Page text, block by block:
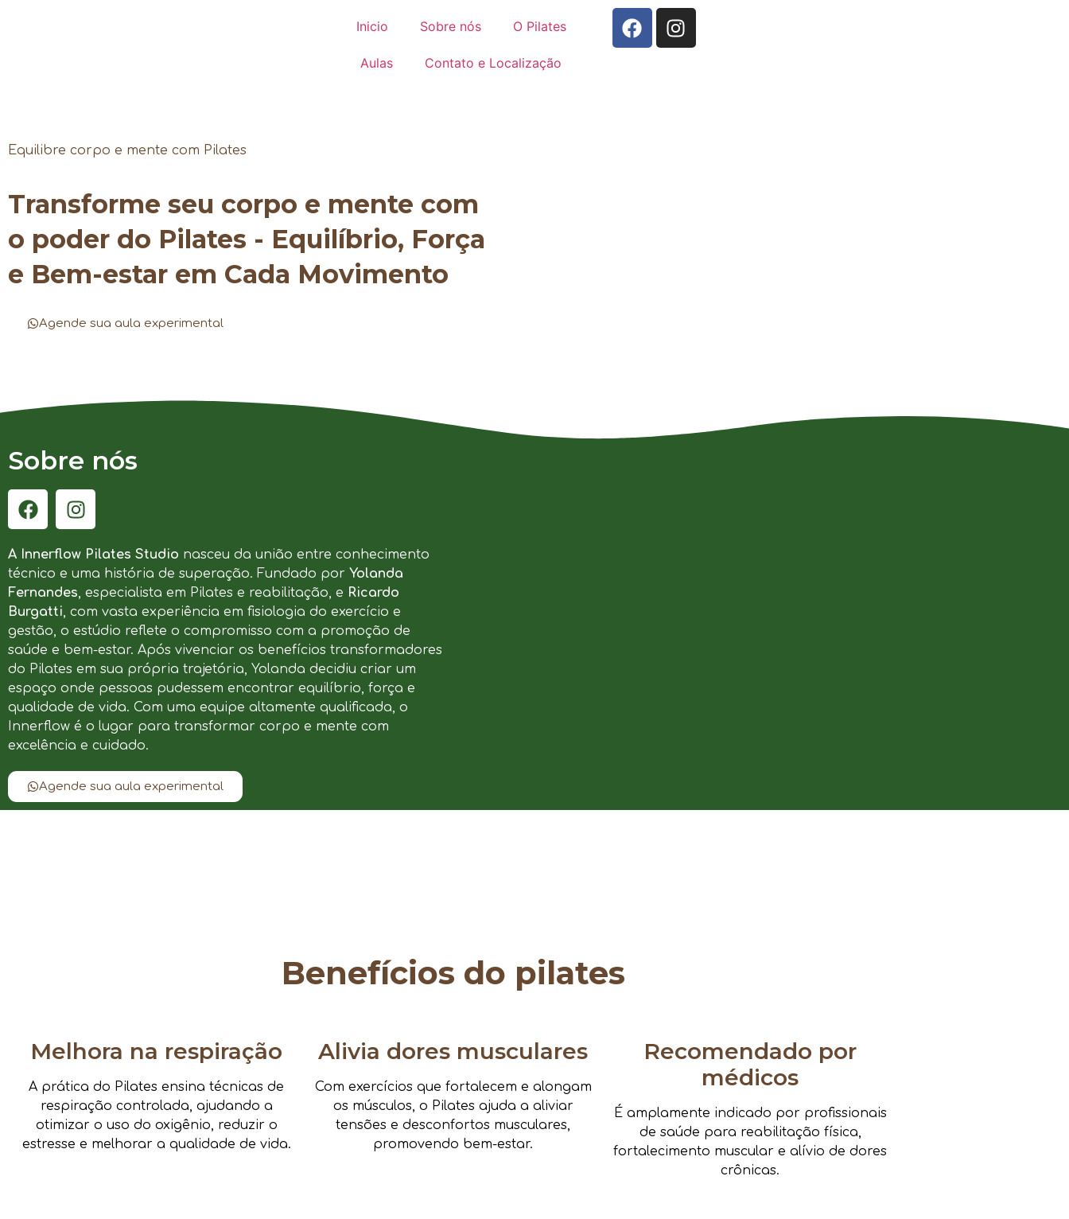
Inicio Sobre nós O Pilates
Aulas Contato e Localização
Equilibre corpo e mente com Pilates
Transforme seu corpo e mente com
o poder do Pilates - Equilíbrio, Força
e Bem-estar em Cada Movimento
Agende sua aula experimental
Sobre nós
A Innerflow Pilates Studio nasceu da união entre conhecimento
técnico e uma história de superação. Fundado por Yolanda
Fernandes, especialista em Pilates e reabilitação, e Ricardo
Burgatti, com vasta experiência em fisiologia do exercício e
gestão, o estúdio reflete o compromisso com a promoção de
saúde e bem-estar. Após vivenciar os benefícios transformadores
do Pilates em sua própria trajetória, Yolanda decidiu criar um
espaço onde pessoas pudessem encontrar equilíbrio, força e
qualidade de vida. Com uma equipe altamente qualificada, o
Innerflow é o lugar para transformar corpo e mente com
excelência e cuidado.
Agende sua aula experimental
Benefícios do pilates
Melhora na respiração
A prática do Pilates ensina técnicas de
respiração controlada, ajudando a
otimizar o uso do oxigênio, reduzir o
estresse e melhorar a qualidade de vida.
Alivia dores musculares
Com exercícios que fortalecem e alongam
os músculos, o Pilates ajuda a aliviar
tensões e desconfortos musculares,
promovendo bem-estar.
Recomendado por
médicos
É amplamente indicado por profissionais
de saúde para reabilitação física,
fortalecimento muscular e alívio de dores
crônicas.